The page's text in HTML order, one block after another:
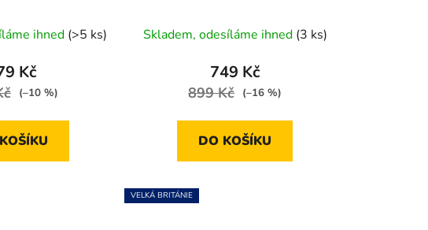
ihned (>5 ks)
Kč
(–10 %)
hodnocení
produktu
je
5
Skladem, odesíláme ihned (3 ks)
749 Kč
899 Kč (–16 %)
DO KOŠÍKU
VELKÁ BRITÁNIE